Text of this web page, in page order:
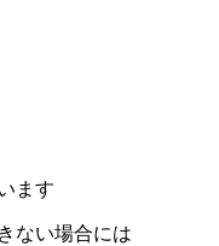
ます
ない場合には